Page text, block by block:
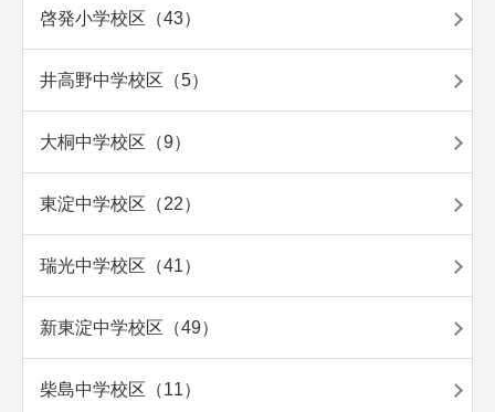
啓発小学校区（43）
井高野中学校区（5）
大桐中学校区（9）
東淀中学校区（22）
瑞光中学校区（41）
新東淀中学校区（49）
柴島中学校区（11）